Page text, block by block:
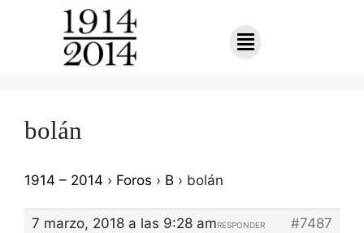
bolán
1914 – 2014 › Foros › B › bolán
7 marzo, 2018 a las 9:28 am #7487
RESPONDER